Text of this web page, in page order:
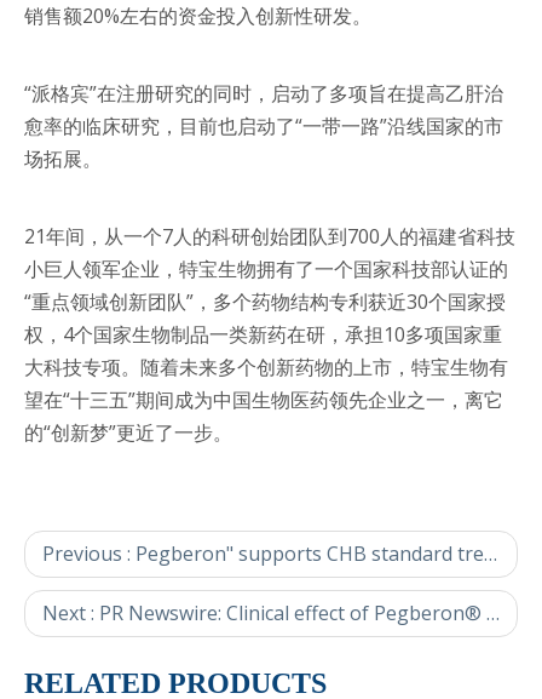
销售额20%左右的资金投入创新性研发。
“派格宾”在注册研究的同时，启动了多项旨在提高乙肝治
愈率的临床研究，目前也启动了“一带一路”沿线国家的市
场拓展。
21年间，从一个7人的科研创始团队到700人的福建省科技
小巨人领军企业，特宝生物拥有了一个国家科技部认证的
“重点领域创新团队”，多个药物结构专利获近30个国家授
权，4个国家生物制品一类新药在研，承担10多项国家重
大科技专项。随着未来多个创新药物的上市，特宝生物有
望在“十三五”期间成为中国生物医药领先企业之一，离它
的“创新梦”更近了一步。
Previous : Pegberon" supports CHB standard treatment in the "interferon clinical application
Next : PR Newswire: Clinical effect of Pegberon® (Pegylated Interferon), China's Independent Intellectual Property, has been recognized by experts
RELATED PRODUCTS